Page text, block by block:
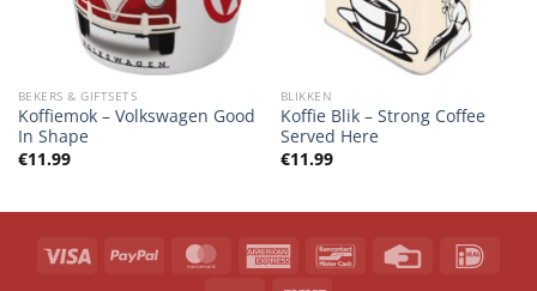
BEKERS & GIFTSETS
Koffiemok – Volkswagen Good
In Shape
€11.99
BLIKKEN
Koffie Blik – Strong Coffee
Served Here
€11.99